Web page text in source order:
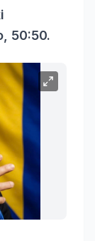
50:50.